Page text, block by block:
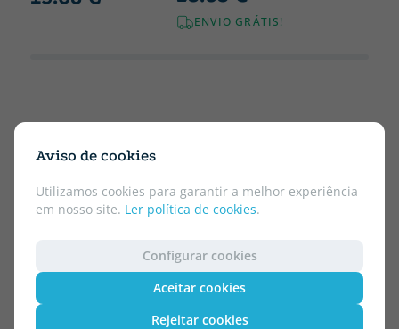
Aviso de cookies
Utilizamos cookies para garantir a melhor experiência
em nosso site. Ler política de cookies.
Configurar cookies
Aceitar cookies
Rejeitar cookies
ENVIO GRÁTIS!